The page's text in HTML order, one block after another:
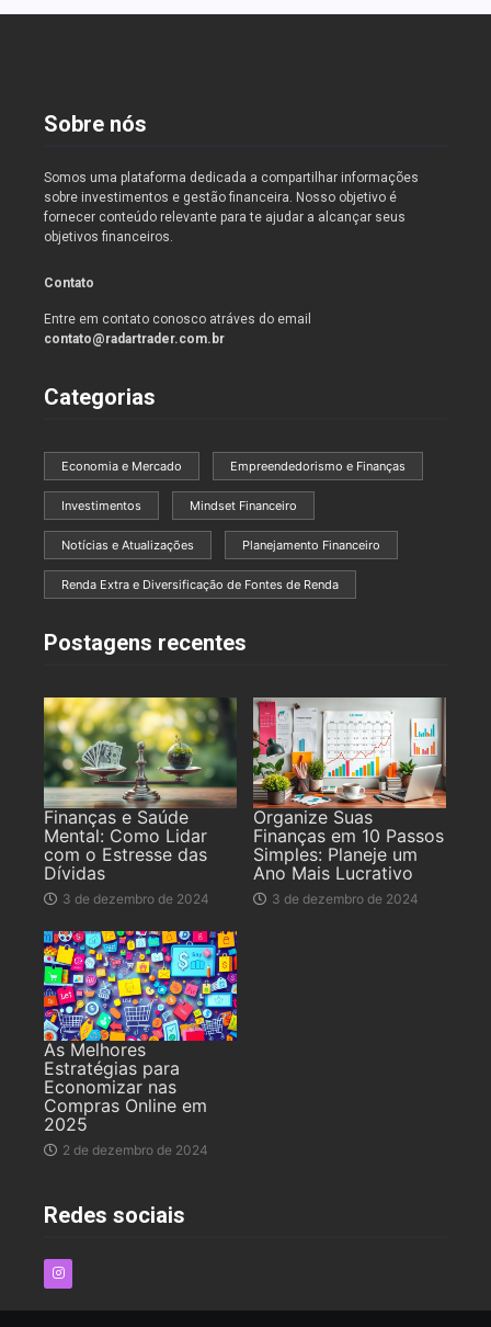
Sobre nós
Somos uma plataforma dedicada a compartilhar informações
sobre investimentos e gestão financeira. Nosso objetivo é
fornecer conteúdo relevante para te ajudar a alcançar seus
objetivos financeiros.
Contato
Entre em contato conosco atráves do email
contato@radartrader.com.br
Categorias
Economia e Mercado Empreendedorismo e Finanças
Investimentos Mindset Financeiro
Notícias e Atualizações Planejamento Financeiro
Renda Extra e Diversificação de Fontes de Renda
Postagens recentes
Finanças e Saúde
Mental: Como Lidar
com o Estresse das
Dívidas
3 de dezembro de 2024
Organize Suas
Finanças em 10 Passos
Simples: Planeje um
Ano Mais Lucrativo
3 de dezembro de 2024
As Melhores
Estratégias para
Economizar nas
Compras Online em
2025
2 de dezembro de 2024
Redes sociais